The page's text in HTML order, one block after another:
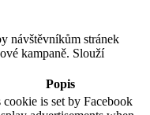
návštěvníkům stránek
kampaně. Slouží
Popis
cookie is set by Facebook